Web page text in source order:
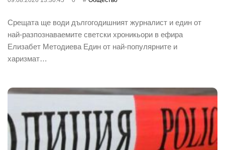
Срещата ще води дългогодишният журналист и един от
най-разпознаваемите светски хроникьори в ефира
Елизабет Методиева Един от най-популярните и
харизмат…